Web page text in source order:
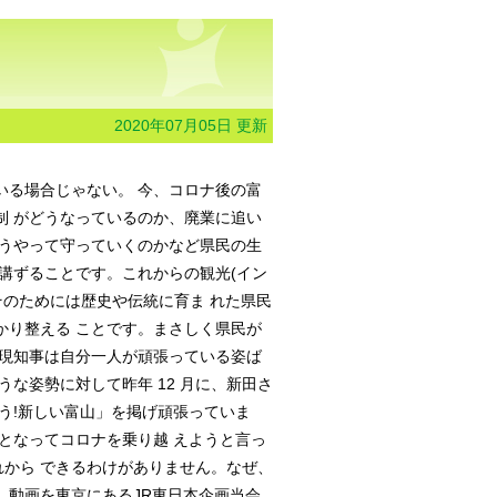
2020年07月05日 更新
場合じゃない。 今、コロナ後の富
がどうなっているのか、廃業に追い
やって守っていくのかなど県民の生
ずることです。これからの観光(イン
ためには歴史や伝統に育ま れた県民
り整える ことです。まさしく県民が
知事は自分一人が頑張っている姿ば
な姿勢に対して昨年 12 月に、新田さ
!新しい富山」を掲げ頑張っていま
なってコロナを乗り越 えようと言っ
ら できるわけがありません。なぜ、